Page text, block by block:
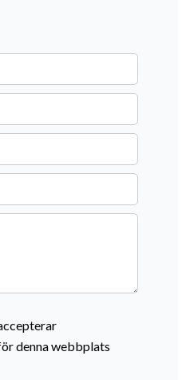
denna webbplats